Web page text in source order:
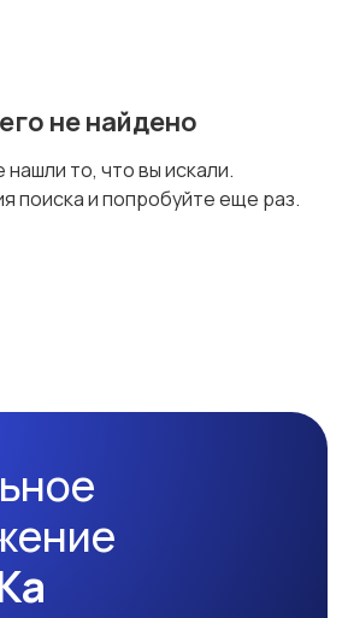
не найдено
нашли то, что вы искали.
поиска и попробуйте еще раз.